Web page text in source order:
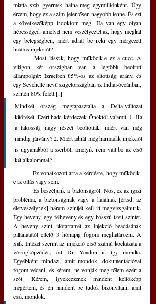
miatta száz gyermek halna meg egymilliónként. Úgy
érzem, hogy ez a szám jelentősen nagyobb lenne. És ezt
a következőképp indoklom meg. Ha van egy olyan
népességed, amelyet nem veszélyeztet az, hogy meghal
egy betegségben, miért adnál be neki egy mérgezett
halálos injekciót?
világon két országban van a legtöbb beoltott
állampolgár: Izraelben 85%-os az oltottsági arány, és
egy Seychelle nevű szigetországban az Indiai-óceánban,
szintén 80% felett.[1]
Mindkét ország megtapasztalta a Delta-változat
kitörését. Ezért hadd kérdezzek Önöktől valamit. 1. Ha
a lakosság nagy részét beoltották, miért van még
mindig járvány? 2. Miért adnál még harmadik injekciót
is ugyanabból a szerből, amelyik nem vált be az első
két alkalommal?
	Ez vonatkozott arra a kérdésre, hogy működik-
e az oltás vagy sem.
	És beszéljünk a biztonságról. Nos, ez az igazi
probléma, a biztonságnak vagy a halálnak [értsd: az
életveszélynek] három szintjét kell itt megvizsgálnunk.
Egy heveny, egy félheveny és egy hosszú távú szintet.
A heveny szint időtartamát az injekció beadásának
pillanatától eltelő 3 hónapig fogom meghatározni. A
Salk Intézet szerint az injekció első számú kockázata a
vérrögképződés, ezt Dr. Yeadon is így mondta.
Egyébként mindazt, amit mondok, dokumentációval
fogom védeni, és kérem, ne vonják meg tőlem ezért a
szót. Kérem, igyekezzenek mindent kellőképp
megérteni, és én mindent be tudok bizonyítani, amit
csak mondok.